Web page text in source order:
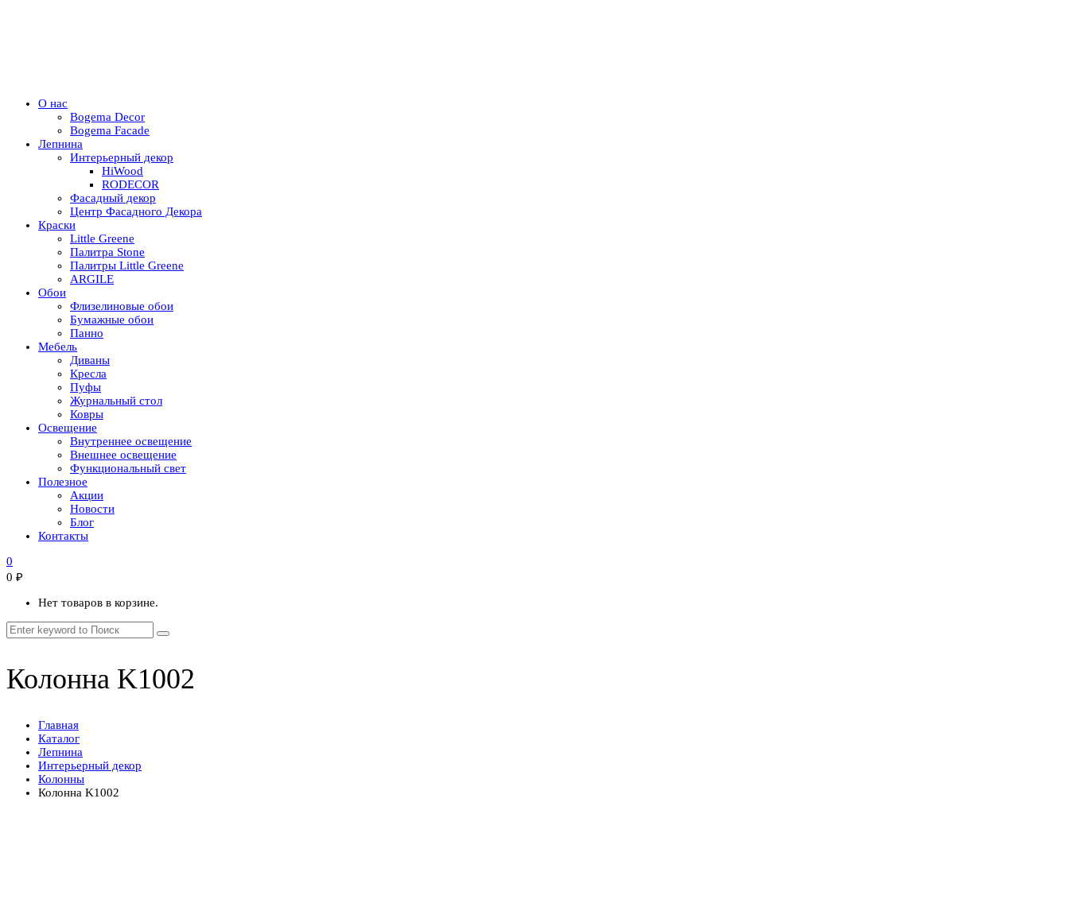
О нас
Bogema Decor
Bogema Facade
Лепнина
Интерьерный декор
HiWood
RODECOR
Фасадный декор
Центр Фасадного Декора
Краски
Little Greene
Палитра Stone
Палитры Little Greene
ARGILE
Обои
Флизелиновые обои
Бумажные обои
Панно
Мебель
Диваны
Кресла
Пуфы
Журнальный стол
Ковры
Освещение
Внутреннее освещение
Внешнее освещение
Функциональный свет
Полезное
Акции
Новости
Блог
Контакты
0
0 ₽
Нет товаров в корзине.
Колонна K1002
Главная
Каталог
Лепнина
Интерьерный декор
Колонны
Колонна K1002